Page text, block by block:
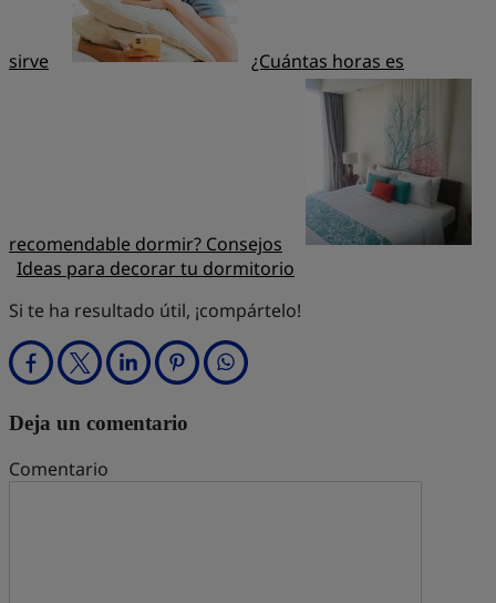
sirve ¿Cuántas horas es
recomendable dormir? Consejos
Ideas para decorar tu dormitorio
Si te ha resultado útil, ¡compártelo!
Deja un comentario
Comentario